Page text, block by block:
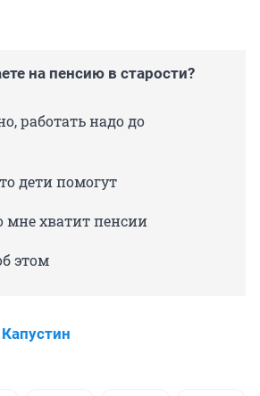
на пенсию в старости?
работать надо до
дети помогут
мне хватит пенсии
этом